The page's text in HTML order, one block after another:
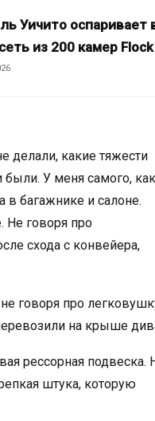
Уичито оспаривает
из 200 камер
делали, какие тяжести
были. У меня самого, как
в багажнике и салоне.
Не говоря про
схода с конвейера,
говоря про
на крыше
рессорная подвеска.
штука, которую